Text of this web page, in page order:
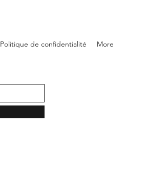
Politique de confidentialité More